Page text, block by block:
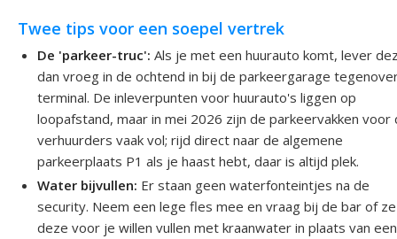
Twee tips voor een soepel vertrek
De 'parkeer-truc': Als je met een huurauto komt, lever
dan vroeg in de ochtend in bij de parkeergarage
terminal. De inleverpunten voor huurauto's liggen op
loopafstand, maar in mei 2026 zijn de parkeervakken voor
verhuurders vaak vol; rijd direct naar de algemene
parkeerplaats P1 als je haast hebt, daar is altijd plek.
Water bijvullen: Er staan geen waterfonteintjes na de
security. Neem een lege fles mee en vraag bij de bar of ze
deze voor je willen vullen met kraanwater in plaats van een